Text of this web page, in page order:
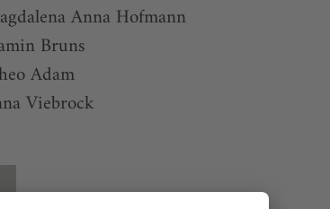
Anna Hofmann
Bruns
Adam
Viebrock